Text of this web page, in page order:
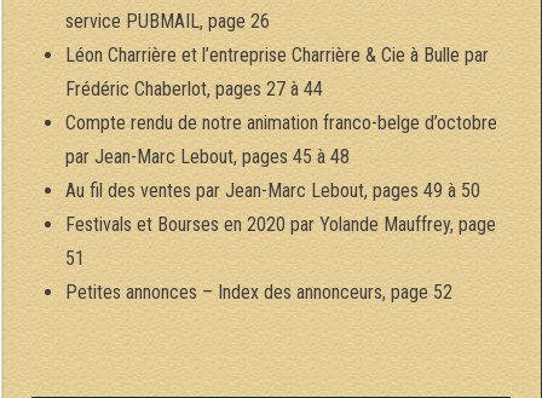
service PUBMAIL, page 26
Léon Charrière et l’entreprise Charrière & Cie à Bulle par
Frédéric Chaberlot, pages 27 à 44
Compte rendu de notre animation franco-belge d’octobre
par Jean-Marc Lebout, pages 45 à 48
Au fil des ventes par Jean-Marc Lebout, pages 49 à 50
Festivals et Bourses en 2020 par Yolande Mauffrey, page
51
Petites annonces – Index des annonceurs, page 52